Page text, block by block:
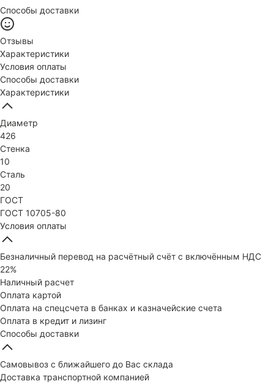
Способы доставки
Отзывы
Характеристики
Условия оплаты
Способы доставки
Характеристики
Диаметр
426
Стенка
10
Сталь
20
ГОСТ
ГОСТ 10705-80
Условия оплаты
Безналичный перевод на расчётный счёт с включённым НДС
22%
Наличный расчет
Оплата картой
Оплата на спецсчета в банках и казначейские счета
Оплата в кредит и лизинг
Способы доставки
Самовывоз с ближайшего до Вас склада
Доставка транспортной компанией